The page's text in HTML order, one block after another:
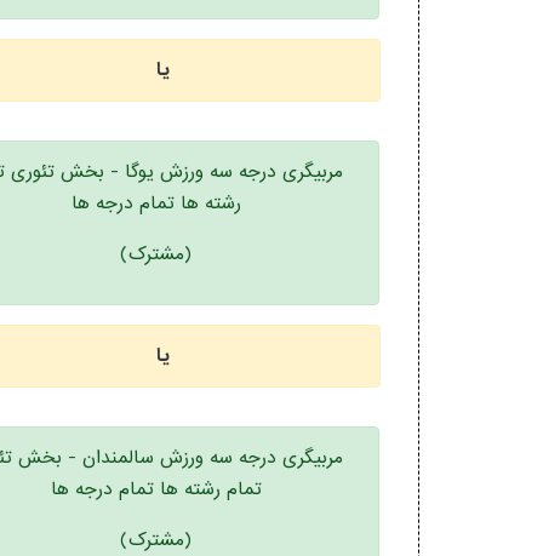
یا
مربیگری درجه سه ورزش یوگا - بخش تئوری
رشته ها تمام درجه ها
(مشترک)
یا
مربیگری درجه سه ورزش سالمندان - بخش
تمام رشته ها تمام درجه ها
(مشترک)